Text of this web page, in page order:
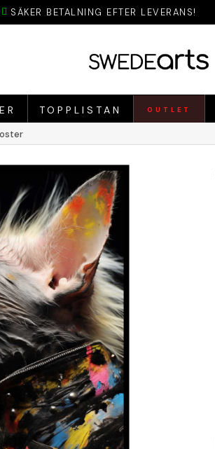
SÄKER BETALNING EFTER LEVERANS!
TOPPLISTAN OUTLET